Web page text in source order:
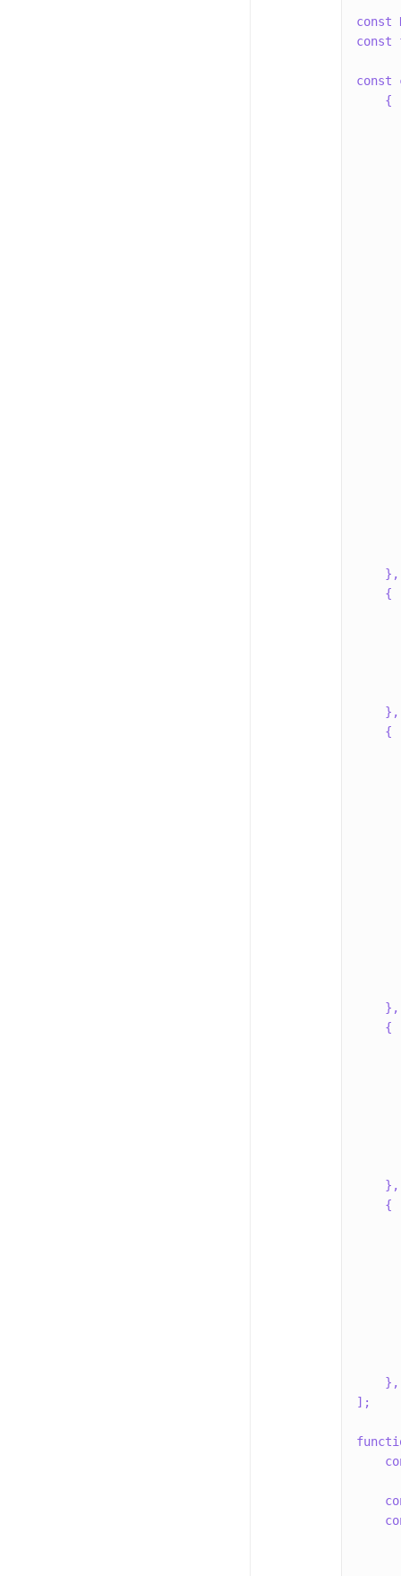
const
const
const
{
} ,
{
} ,
{
} ,
{
} ,
{
} ,
] ;